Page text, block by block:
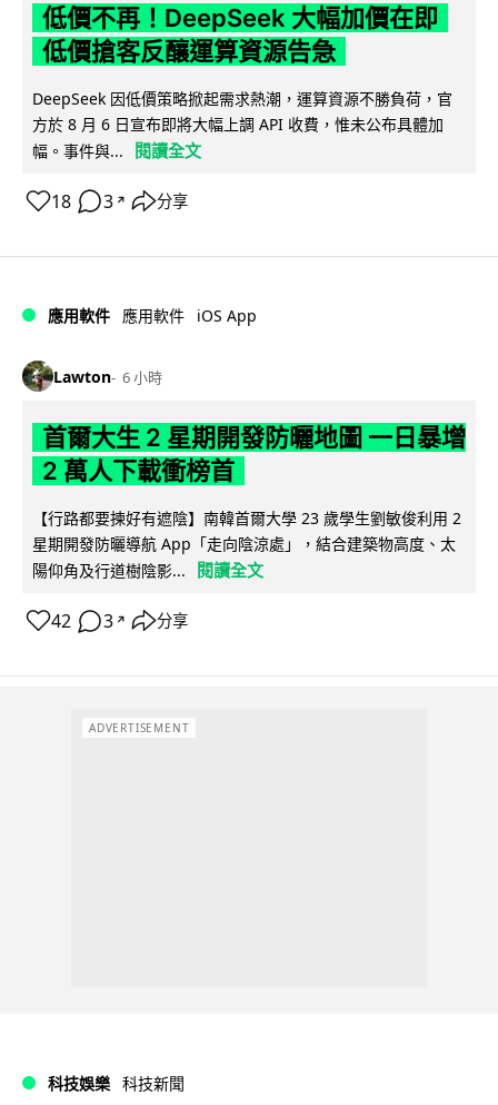
低價不再！DeepSeek 大幅加價在即
低價搶客反釀運算資源告急
DeepSeek 因低價策略掀起需求熱潮，運算資源不勝負荷，官
方於 8 月 6 日宣布即將大幅上調 API 收費，惟未公布具體加
幅。事件與...
閱讀全文
18 3 ↗ 分享
應用軟件 應用軟件 iOS App
Lawton 6 小時
首爾大生 2 星期開發防曬地圖 一日暴增
2 萬人下載衝榜首
【行路都要揀好有遮陰】南韓首爾大學 23 歲學生劉敏俊利用 2
星期開發防曬導航 App「走向陰涼處」，結合建築物高度、太
陽仰角及行道樹陰影...
閱讀全文
42 3 ↗ 分享
ADVERTISEMENT
科技娛樂 科技新聞